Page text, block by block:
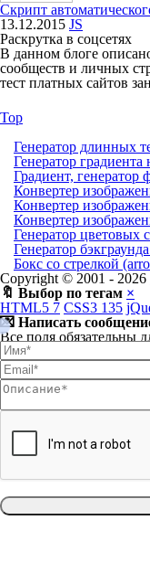
Скрипт
13.12.2015 JS
Раскрутка в соцсетях
В данном блоге
сообществ и личных
тест платных сайтов
Top
Генератор длинных
Генератор градиента
Градиент, генератор
Конвертер
Конвертер
Конвертер
Генератор цветовых
Генератор
Бокс со стрелкой
Copyright © 2001 - 2026
🔖 Выбор по тегам ×
HTML5 7 CSS3 135
💌 Написать
Все поля обязательны